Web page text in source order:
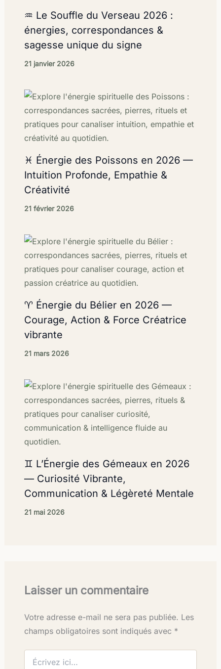
♒ Le Souffle du Verseau 2026 :
énergies, correspondances &
sagesse unique du signe
21 janvier 2026
♓ Énergie des Poissons en 2026 —
Intuition Profonde, Empathie &
Créativité
21 février 2026
♈ Énergie du Bélier en 2026 —
Courage, Action & Force Créatrice
vibrante
21 mars 2026
♊ L’Énergie des Gémeaux en 2026
— Curiosité Vibrante,
Communication & Légèreté Mentale
21 mai 2026
Laisser un commentaire
Votre adresse e-mail ne sera pas publiée. Les
champs obligatoires sont indiqués avec *
Écrivez
ici…